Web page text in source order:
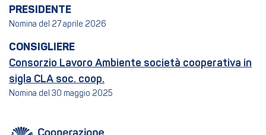
PRESIDENTE
Nomina del 27 aprile 2026
CONSIGLIERE
Consorzio Lavoro Ambiente società cooperativa in
sigla CLA soc. coop.
Nomina del 30 maggio 2025